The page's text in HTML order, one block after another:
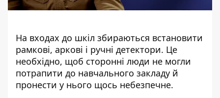
На входах до шкіл збираються встановити
рамкові, аркові і ручні детектори. Це
необхідно, щоб сторонні люди не могли
потрапити до навчального закладу й
пронести у нього щось небезпечне.